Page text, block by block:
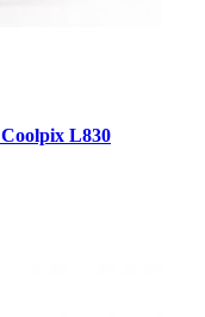
L830